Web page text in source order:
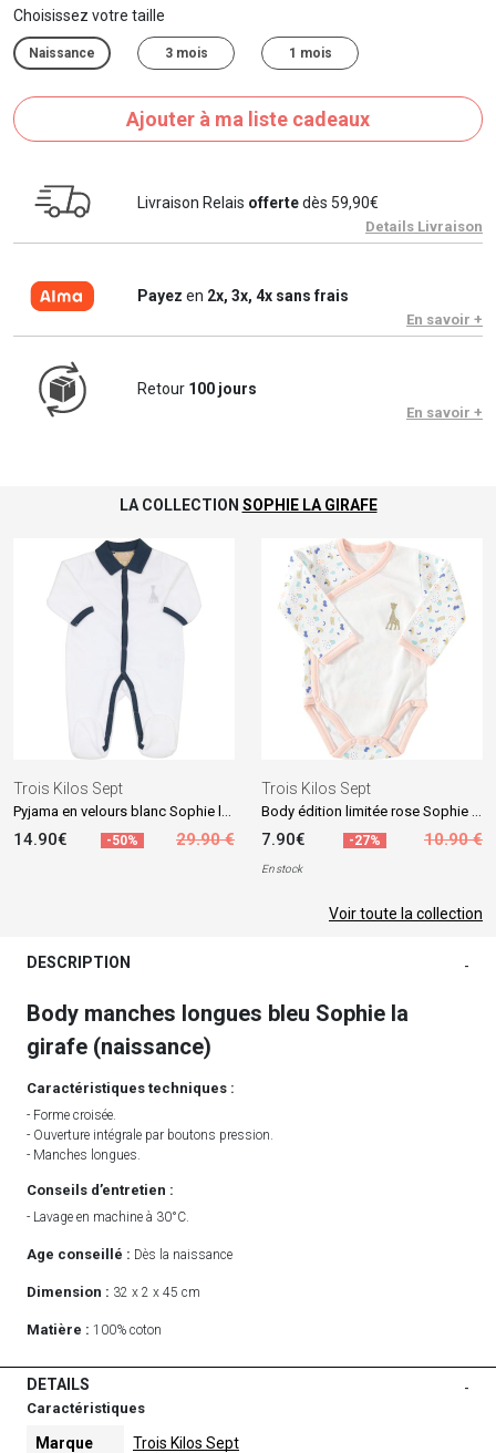
Choisissez votre taille
Naissance 3 mois 1 mois
Ajouter à ma liste cadeaux
Livraison Relais offertedès 59,90€
Details Livraison
Payez en 2x, 3x, 4x sans frais
En savoir +
Retour 100 jours
En savoir +
LA COLLECTION SOPHIE LA GIRAFE
Trois Kilos Sept
14.90€ -50% 29.90 €
Trois Kilos Sept
7.90€ -27% 10.90 €
En stock
Voir toute la collection
DESCRIPTION -
Body manches longues bleu Sophie la
girafe (naissance)
Caractéristiques techniques :
- Forme croisée.
- Ouverture intégrale par boutons pression.
- Manches longues.
Conseils d’entretien :
- Lavage en machine à 30°C.
Age conseillé : Dès la naissance
Dimension : 32 x 2 x 45 cm
Matière : 100% coton
DETAILS -
Caractéristiques
Marque Trois Kilos Sept